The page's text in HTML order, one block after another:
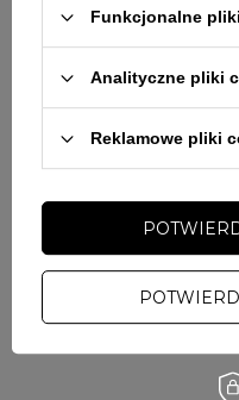
NOWOŚĆ
47 BRAND
Czapka dziecięca z daszkiem
Yankees Clean Up różowa
129,00 zł
116,00 zł
Funkcjonalne
Analityczne pliki
Reklamowe pliki